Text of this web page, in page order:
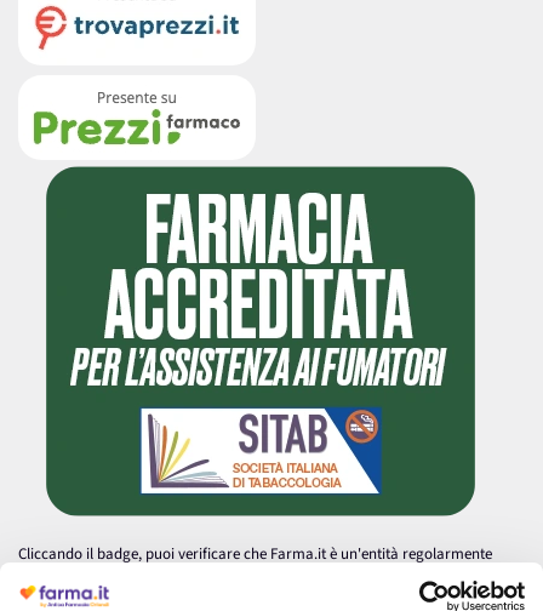
Cliccando il badge, puoi verificare che Farma.it è un'entità regolarmente
autorizzata dal Ministero della Salute a effettuare la vendita online di
medicinali.